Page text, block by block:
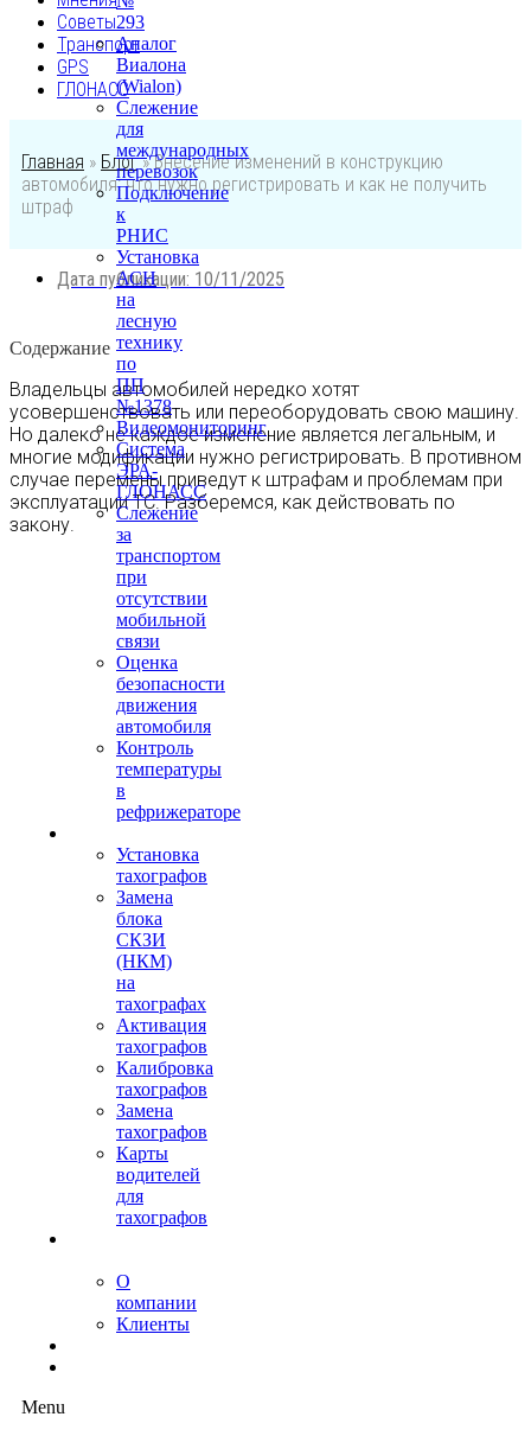
293
Аналог
Виалона
(Wialon)
Слежение
для
международных
перевозок
Подключение
к
РНИС
Установка
АСН
на
лесную
технику
по
ПП
№1378
Видеомониторинг
Система
ЭРА-
ГЛОНАСС
Слежение
за
транспортом
при
отсутствии
мобильной
связи
Оценка
безопасности
движения
автомобиля
Контроль
температуры
в
рефрижераторе
Установка
тахографов
Замена
блока
СКЗИ
(НКМ)
на
тахографах
Активация
тахографов
Калибровка
тахографов
Замена
тахографов
Карты
водителей
для
тахографов
О
компании
Клиенты
Menu
Советы
Транспорт
GPS
ГЛОНАСС
Главная » Блог»Внесение изменений в конструкцию
автомобиля: что нужно регистрировать и как не получить
штраф
Дата публикации: 10/11/2025
Содержание
Владельцы автомобилей нередко хотят
усовершенствовать или переоборудовать свою машину.
Но далеко не каждое изменение является легальным, и
многие модификации нужно регистрировать. В противном
случае перемены приведут к штрафам и проблемам при
эксплуатации ТС. Разберемся, как действовать по
закону.